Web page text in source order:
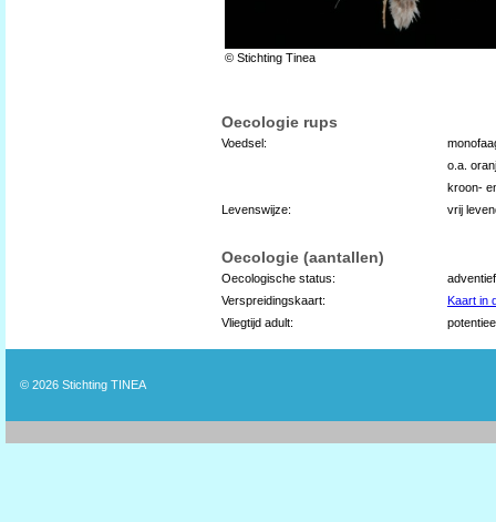
© Stichting Tinea
Oecologie rups
Voedsel:
o.a.
kroon-
Levenswijze:
vrij
Oecologie (aantallen)
Oecologische status:
adventief
Verspreidingskaart:
Kaart in
Vliegtijd adult:
© 2026 Stichting TINEA